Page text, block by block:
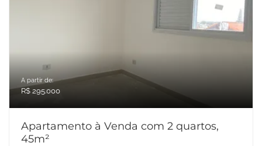
A partir de:
R$ 295.000
Apartamento à Venda com 2 quartos,
45m²